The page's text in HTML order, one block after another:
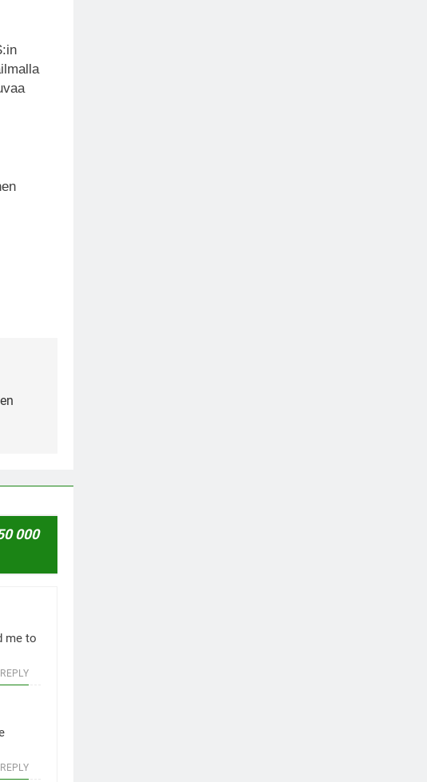
000
me to
REPLY
REPLY